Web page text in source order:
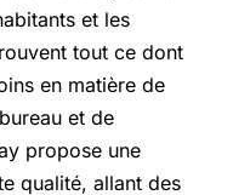
et les
tout ce dont
en matière de
et de
propose une
qualité, allant des